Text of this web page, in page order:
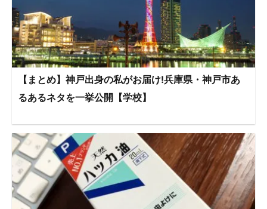
【まとめ】神戸出身の私がお届け!兵庫県・神戸市あ
るあるネタを一挙公開【学校】